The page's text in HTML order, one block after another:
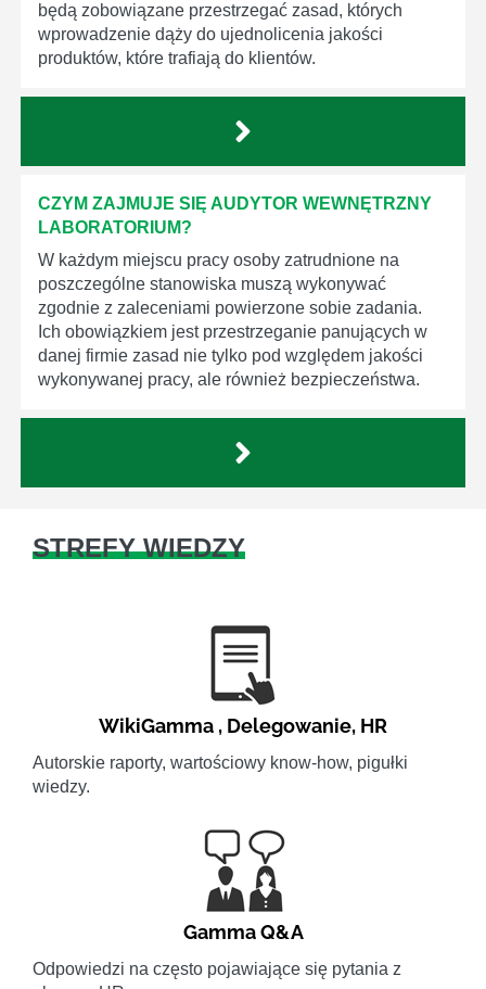
będą zobowiązane przestrzegać zasad, których
wprowadzenie dąży do ujednolicenia jakości
produktów, które trafiają do klientów.
CZYM ZAJMUJE SIĘ AUDYTOR WEWNĘTRZNY
LABORATORIUM?
W każdym miejscu pracy osoby zatrudnione na
poszczególne stanowiska muszą wykonywać
zgodnie z zaleceniami powierzone sobie zadania.
Ich obowiązkiem jest przestrzeganie panujących w
danej firmie zasad nie tylko pod względem jakości
wykonywanej pracy, ale również bezpieczeństwa.
STREFY WIEDZY
WikiGamma , Delegowanie, HR
Autorskie raporty, wartościowy know-how, pigułki
wiedzy.
Gamma Q&A
Odpowiedzi na często pojawiające się pytania z